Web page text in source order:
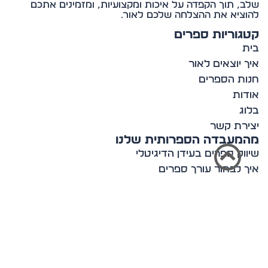
תוך הקפדה על איכות ומקצועיות, ומזמינים אתכם
את ההצלחה שלכם לאור.
ספרים
יוצאים לאור
הספרים
קשר
הספרותית שלנו
ספרים בעידן הדיגיטלי
לבחור עורך ספרים